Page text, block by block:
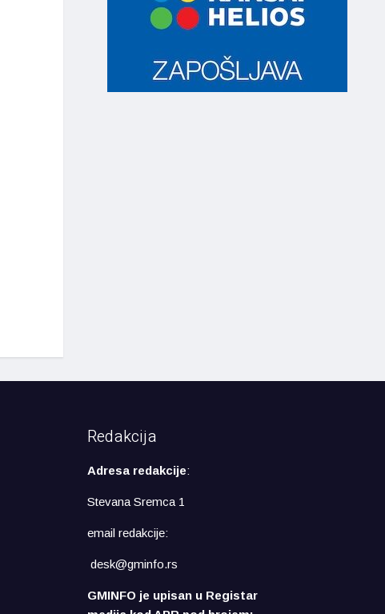
Redakcija
Adresa redakcije:
Stevana Sremca 1
email redakcije:
desk@gminfo.rs
GMINFO je upisan u Registar